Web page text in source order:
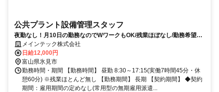
公共プラント設備管理スタッフ
夜勤なし！月10日の勤務なのでWワークもOK/残業ほぼなし/勤務希望日
もご相談ください
メインテック株式会社
日給12,000円
富山県氷見市
勤務時間・期間 【勤務時間】 昼勤 8:30～17:15(実働7時間45分・休
憩60分) ※残業ほとんど無し 【勤務期間】 長期 【契約期間】 ◆契約
期間：雇用期間の定めなし(常用型の無期雇用派遣...